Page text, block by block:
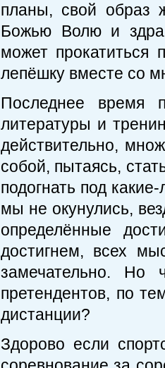
планы, свой образ
Божью Волю и
может
лепёшку вместе со
Последнее время
литературы и
действительно,
собой, пытаясь,
подогнать под
мы не окунулись,
определённые
достигнем, всех
замечательно. Но
претендентов, по
дистанции?
Здорово если